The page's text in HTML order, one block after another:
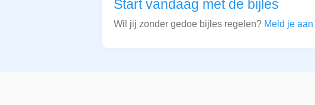
Start vandaag met de bijles
Wil jij zonder gedoe bijles regelen? Meld je aan